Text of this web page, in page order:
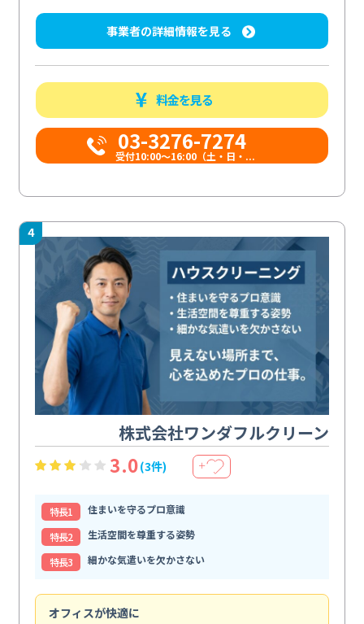
事業者の詳細情報を見る
料金を見る
03-3276-7274
受付10:00〜16:00（土・日・...
4
株式会社ワンダフルクリーン
3.0(3件) ＋
特⻑1
住まいを守るプロ意識
特⻑2
生活空間を尊重する姿勢
特⻑3
細かな気遣いを欠かさない
オフィスが快適に